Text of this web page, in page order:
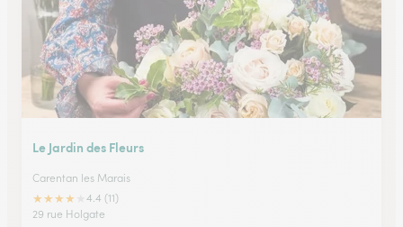
Le Jardin des Fleurs
Carentan les Marais
★★★★
4.4 (11)
29 rue Holgate